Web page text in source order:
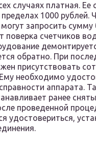
случаях платная. Ее
1000 рублей.
запросить сумму
поверка счетчиков
обратно. При
присутствовать
необходимо
аппарата.
ранее
проведенной
удостовериться,